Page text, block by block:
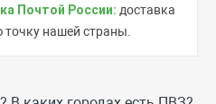
Почтой России: доставка
нашей страны.